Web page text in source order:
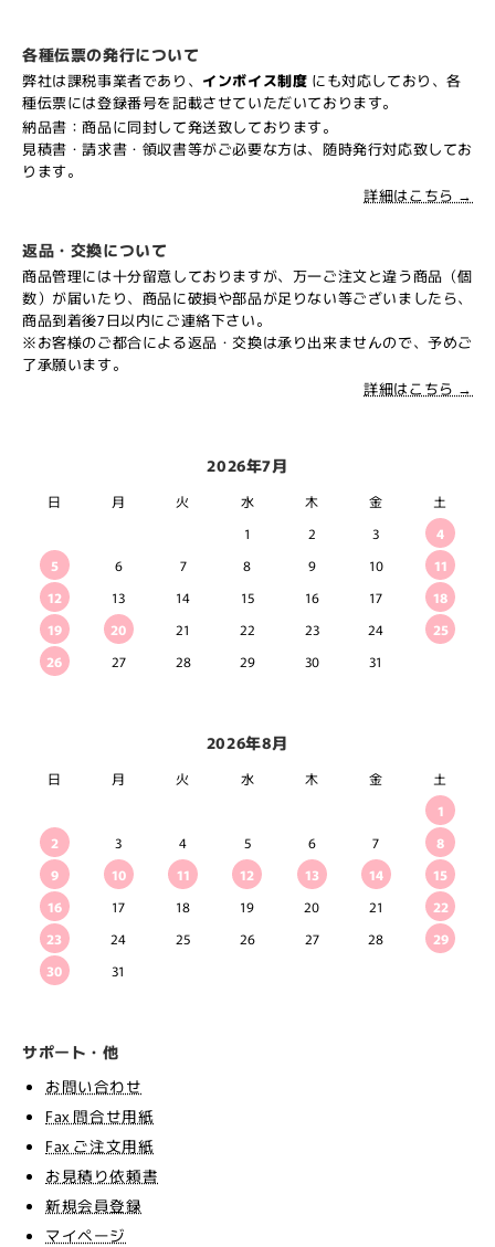
各種伝票の発行について
弊社は課税事業者であり、 インボイス制度 にも対応しており、各
種伝票には登録番号を記載させていただいております。
納品書：商品に同封して発送致しております。
見積書・請求書・領収書等がご必要な方は、随時発行対応致してお
ります。
詳細はこちら →
返品・交換について
商品管理には十分留意しておりますが、万一ご注文と違う商品（個
数）が届いたり、商品に破損や部品が足りない等ございましたら、
商品到着後7日以内にご連絡下さい。
※お客様のご都合による返品・交換は承り出来ませんので、予めご
了承願います。
詳細はこちら →
2026年7月
日 月 火 水 木 金
土
1
2 3
4
5
6 7 8 9 10
11
12
13 14 15 16 17
18
19
20 21 22 23 24
25
26
27 28 29 30 31
2026年8月
日 月 火 水 木 金
土
1
2
3 4 5 6 7
8
9
10 11 12 13 14
15
16
17 18 19 20 21
22
23
24 25 26 27 28
29
30
31
サポート・他
お問い合わせ
Fax 問合せ用紙
Fax ご注文用紙
お見積り依頼書
新規会員登録
マイページ